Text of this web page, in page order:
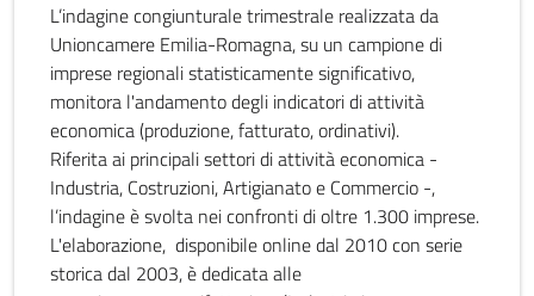
L’indagine congiunturale trimestrale realizzata da
Unioncamere Emilia-Romagna, su un campione di
imprese regionali statisticamente significativo,
monitora l'andamento degli indicatori di attività
economica (produzione, fatturato, ordinativi).
Riferita ai principali settori di attività economica -
Industria, Costruzioni, Artigianato e Commercio -,
l’indagine è svolta nei confronti di oltre 1.300 imprese.
L'elaborazione, disponibile online dal 2010 con serie
storica dal 2003, è dedicata alle